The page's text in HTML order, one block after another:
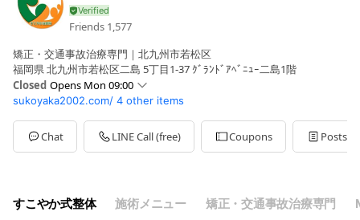
Friends 1,577
矯正・交通事故治療専門｜北九州市若松区
福岡県 北九州市若松区二島 5丁目1-37 ｸﾞﾗﾝﾄﾞｱﾍﾞﾆｭｰ二島1階
Closed Opens Mon 09:00
SunClosed
Mon09:00 - 12:00,15:00 - 20:00
Tue09:00 - 12:00,15:00 - 20:00
Wed09:00 - 13:00
Sat
09:00 - 13:00
水・土は9：00～13：00まで 水・土の午後、日、祝は休み
sukoyaka2002.com/ 4 other items
Chat LINE Call (free) Coupons Posts
すこやか式整体 施術メニュー 矯正・交通事故治療専門